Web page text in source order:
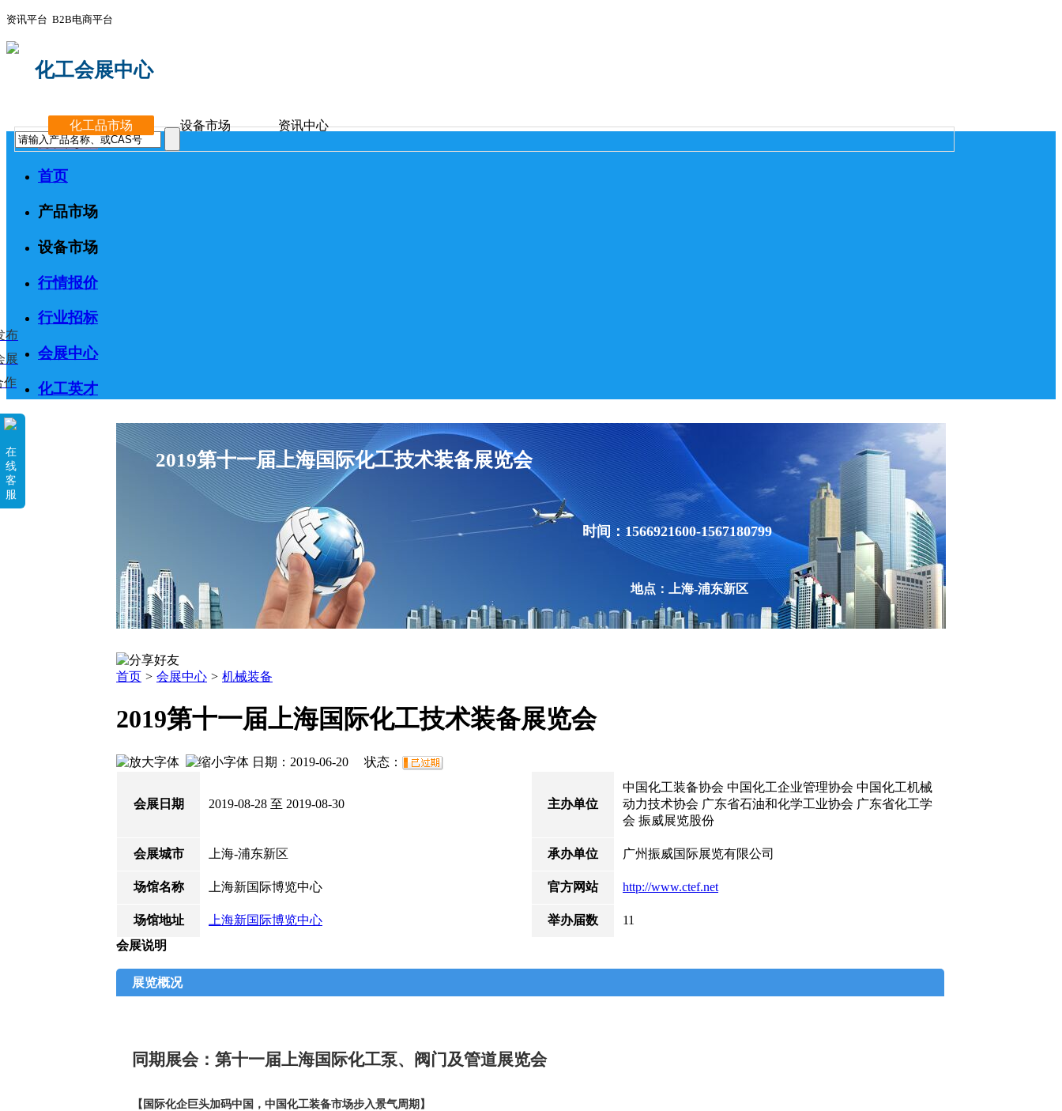
资讯平台 B2B电商平台
化工会展中心
化工品市场 设备市场 资讯中心
分类导航
首页
产品市场
设备市场
行情报价
行业招标
会展中心
化工英才
布
展
作
在
线
客
服
2019第十一届上海国际化工技术装备展览会
时间：1566921600-1567180799
地点：上海-浦东新区
首页 > 会展中心 > 机械装备
2019第十一届上海国际化工技术装备展览会
日期：2019-06-20 状态：
会展日期 2019-08-28 至 2019-08-30 主办单位
中国化工装备协会 中国化工企业管理协会 中国化工机械
动力技术协会 广东省石油和化学工业协会 广东省化工学
会 振威展览股份
会展城市 上海-浦东新区 承办单位 广州振威国际展览有限公司
场馆名称 上海新国际博览中心 官方网站 http://www.ctef.net
场馆地址 上海新国际博览中心 举办届数
11
会展说明
展览概况
同期展会：第十一届上海国际化工泵、阀门及管道展览会
【 国际化企巨头加码中国，中国化工装备市场步入景气周期 】